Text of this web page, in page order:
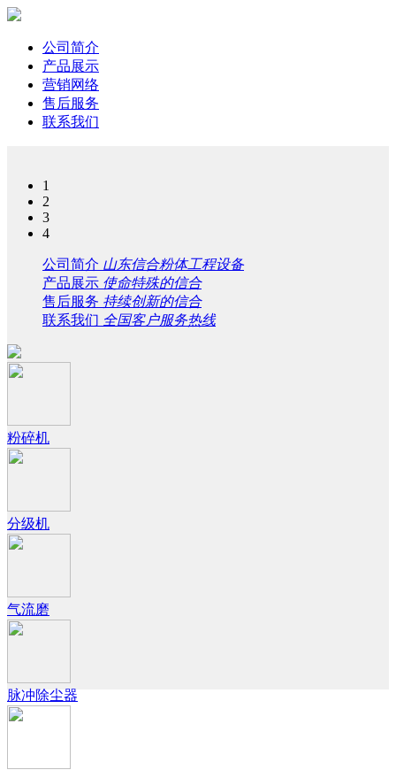
公司简介
产品展示
营销网络
售后服务
联系我们
1
2
3
4
公司简介 山东信合粉体工程设备
产品展示 使命特殊的信合
售后服务 持续创新的信合
联系我们 全国客户服务热线
粉碎机
分级机
气流磨
脉冲除尘器